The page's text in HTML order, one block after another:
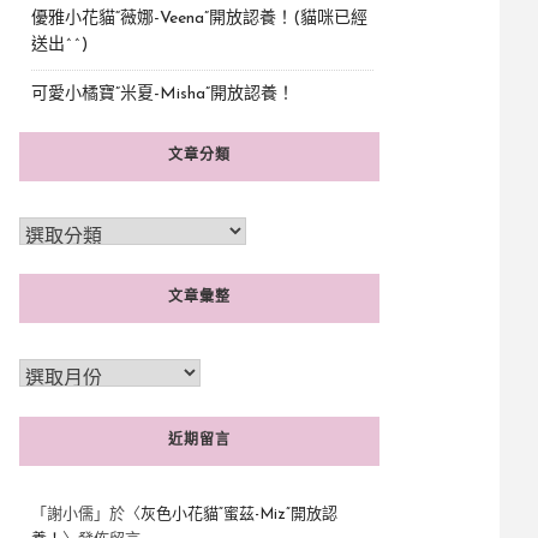
優雅小花貓“薇娜-Veena”開放認養！(貓咪已經
送出^^)
可愛小橘寶”米夏-Misha”開放認養！
文章分類
文章彙整
近期留言
「 謝小儒 」於〈 灰色小花貓“蜜茲-Miz”開放認